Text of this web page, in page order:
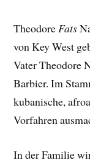
TheodoreFats
von Key West
Vater Theodore
Barbier. Im
kubanische,
Vorfahren
In der Familie